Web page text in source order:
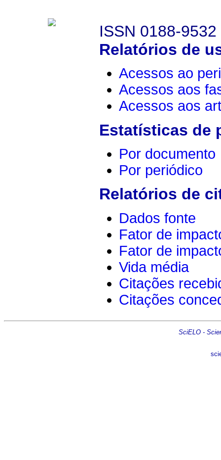
ISSN 0188-9532
Relatórios de
Acessos ao
Acessos aos
Acessos aos
Estatísticas de
Por documento
Por periódico
Relatórios de
Dados fonte
Fator de
Fator de
Vida média
Citações
Citações
SciELO -